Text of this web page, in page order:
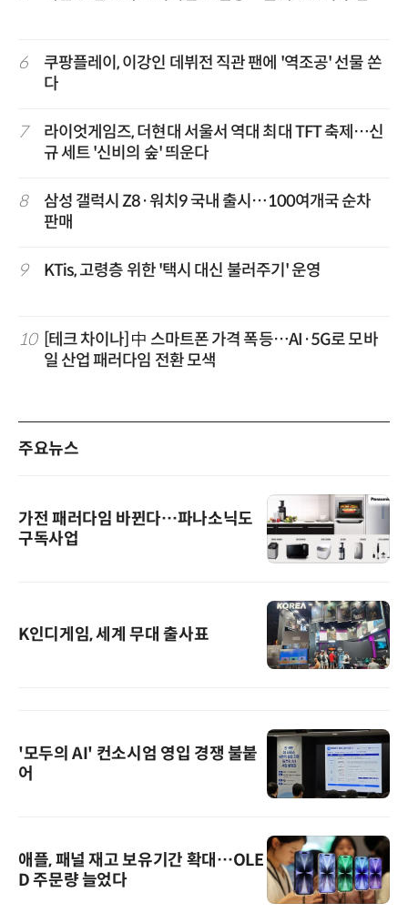
6
쿠팡플레이, 이강인 데뷔전 직관 팬에 '역조공' 선물 쏜
다
7
라이엇게임즈, 더현대 서울서 역대 최대 TFT 축제…신
규 세트 '신비의 숲' 띄운다
8
삼성 갤럭시 Z8·워치9 국내 출시…100여개국 순차
판매
9 KTis, 고령층 위한 '택시 대신 불러주기' 운영
10
[테크 차이나] 中 스마트폰 가격 폭등…AI·5G로 모바
일 산업 패러다임 전환 모색
주요뉴스
가전 패러다임 바뀐다…파나소닉도
구독사업
K인디게임, 세계 무대 출사표
'모두의 AI' 컨소시엄 영입 경쟁 불붙
어
애플, 패널 재고 보유기간 확대…OLE
D 주문량 늘었다